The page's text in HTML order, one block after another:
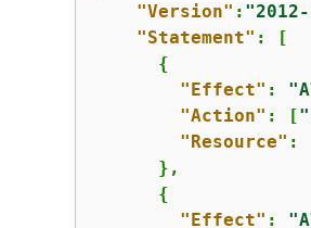
"Version" :
"Statement" : [
{
"Effect" :
"Action" : [
"Resource" :
      },
{
"Effect" :